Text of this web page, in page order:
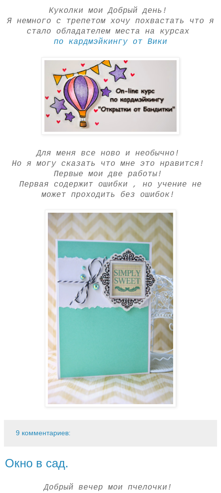
Куколки мои Добрый день!
Я немного с трепетом хочу похвастать что я
стало обладателем места на курсах
по кардмэйкингу от Вики
Для меня все ново и необычно!
Но я могу сказать что мне это нравится!
Первые мои две работы!
Первая содержит ошибки , но учение не
может проходить без ошибок!
9 комментариев:
Окно в сад.
Добрый вечер мои пчелочки!